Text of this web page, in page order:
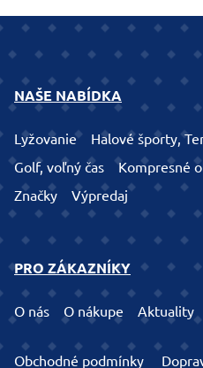
NAŠE NABÍDKA
Lyžovanie Halové športy,
Golf, voľný čas
Kompresné
Značky
Výpredaj
PRO ZÁKAZNÍKY
O nás O nákupe Aktuality
Obchodné podmínky